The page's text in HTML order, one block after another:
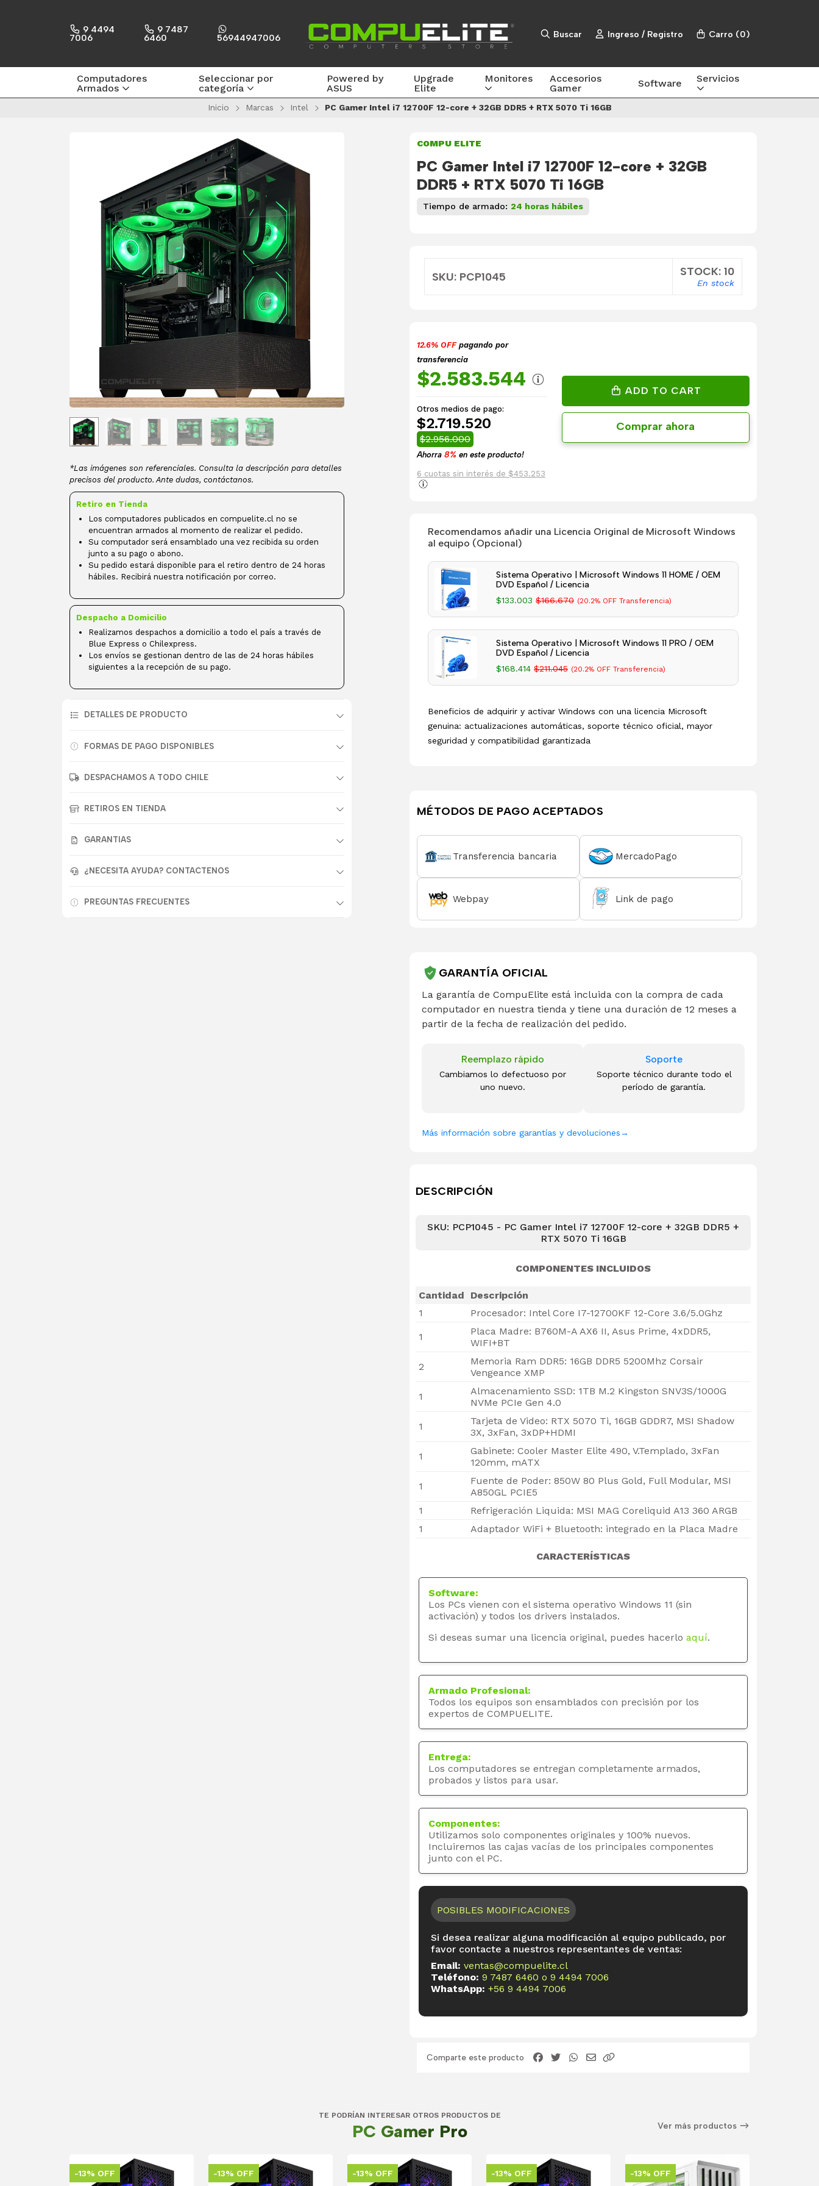
9 4494
7006
9 7487
6460 56944947006 Buscar Ingreso / Registro Carro (0)
Computadores
Armados
Seleccionar por
categoría
Powered by
ASUS
Upgrade
Elite
Monitores
Accesorios
Gamer
Software Servicios
Inicio Marcas Intel PC Gamer Intel i7 12700F 12-core + 32GB DDR5 + RTX 5070 Ti 16GB
*Las imágenes son referenciales. Consulta la descripción para detalles
precisos del producto. Ante dudas, contáctanos.
Retiro en Tienda
Los computadores publicados en compuelite.cl no se
encuentran armados al momento de realizar el pedido.
Su computador será ensamblado una vez recibida su orden
junto a su pago o abono.
Su pedido estará disponible para el retiro dentro de 24 horas
hábiles. Recibirá nuestra notificación por correo.
Despacho a Domicilio
Realizamos despachos a domicilio a todo el país a través de
Blue Express o Chilexpress.
Los envíos se gestionan dentro de las de 24 horas hábiles
siguientes a la recepción de su pago.
DETALLES DE PRODUCTO
FORMAS DE PAGO DISPONIBLES
DESPACHAMOS A TODO CHILE
RETIROS EN TIENDA
GARANTIAS
¿NECESITA AYUDA? CONTACTENOS
PREGUNTAS FRECUENTES
COMPU ELITE
PC Gamer Intel i7 12700F 12-core + 32GB
DDR5 + RTX 5070 Ti 16GB
Tiempo de armado: 24 horas hábiles
SKU: PCP1045 STOCK: 10
En stock
12.6% OFFpagando por
transferencia
$2.583.544
Otros medios de pago:
$2.719.520
$2.956.000
Ahorra 8% en este producto!
6 cuotas sin interés de $453.253
ADD TO CART
Comprar ahora
Recomendamos añadir una Licencia Original de Microsoft Windows
al equipo (Opcional)
Sistema Operativo | Microsoft Windows 11 HOME / OEM
DVD Español / Licencia
$133.003 $166.670 (20.2% OFF Transferencia)
Sistema Operativo | Microsoft Windows 11 PRO / OEM
DVD Español / Licencia
$168.414 $211.045 (20.2% OFF Transferencia)
Beneficios de adquirir y activar Windows con una licencia Microsoft
genuina: actualizaciones automáticas, soporte técnico oficial, mayor
seguridad y compatibilidad garantizada
MÉTODOS DE PAGO ACEPTADOS
Transferencia bancaria MercadoPago
Webpay Link de pago
GARANTÍA OFICIAL
La garantía de CompuElite está incluida con la compra de cada
computador en nuestra tienda y tiene una duración de 12 meses a
partir de la fecha de realización del pedido.
Reemplazo rápido
Cambiamos lo defectuoso por
uno nuevo.
Soporte
Soporte técnico durante todo el
período de garantía.
Más información sobre garantías y devoluciones→
DESCRIPCIÓN
SKU: PCP1045 - PC Gamer Intel i7 12700F 12-core + 32GB DDR5 +
RTX 5070 Ti 16GB
COMPONENTES INCLUIDOS
Cantidad
Descripción
1
Procesador: Intel Core I7-12700KF 12-Core 3.6/5.0Ghz
1
Placa Madre: B760M-A AX6 II, Asus Prime, 4xDDR5,
WIFI+BT
2
Memoria Ram DDR5: 16GB DDR5 5200Mhz Corsair
Vengeance XMP
1
Almacenamiento SSD: 1TB M.2 Kingston SNV3S/1000G
NVMe PCIe Gen 4.0
1
Tarjeta de Video: RTX 5070 Ti, 16GB GDDR7, MSI Shadow
3X, 3xFan, 3xDP+HDMI
1
Gabinete: Cooler Master Elite 490, V.Templado, 3xFan
120mm, mATX
1
Fuente de Poder: 850W 80 Plus Gold, Full Modular, MSI
A850GL PCIE5
1
Refrigeración Liquida: MSI MAG Coreliquid A13 360 ARGB
1
Adaptador WiFi + Bluetooth: integrado en la Placa Madre
CARACTERÍSTICAS
Software:
Los PCs vienen con el sistema operativo Windows 11 (sin
activación) y todos los drivers instalados.
Si deseas sumar una licencia original, puedes hacerlo aquí.
Armado Profesional:
Todos los equipos son ensamblados con precisión por los
expertos de COMPUELITE.
Entrega:
Los computadores se entregan completamente armados,
probados y listos para usar.
Componentes:
Utilizamos solo componentes originales y 100% nuevos.
Incluiremos las cajas vacías de los principales componentes
junto con el PC.
POSIBLES MODIFICACIONES
Si desea realizar alguna modificación al equipo publicado, por
favor contacte a nuestros representantes de ventas:
Email: ventas@compuelite.cl
Teléfono: 9 7487 6460 o 9 4494 7006
WhatsApp: +56 9 4494 7006
Comparte este producto
TE PODRÍAN INTERESAR OTROS PRODUCTOS DE
PC Gamer Pro Ver más productos
-13% OFF -13% OFF -13% OFF -13% OFF -13% OFF